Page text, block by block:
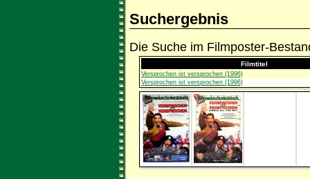
Suchergebnis
Die Suche im Filmposter-
Filmtitel
Versprochen ist versprochen (1996)
Versprochen ist versprochen (1996)